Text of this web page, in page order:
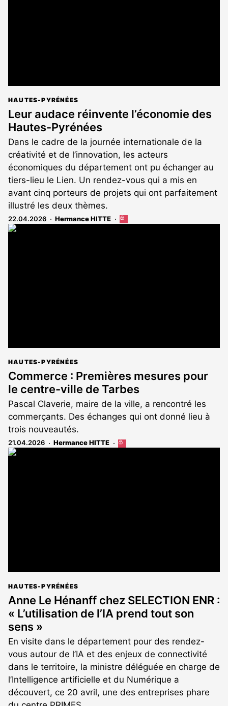
HAUTES-PYRÉNÉES
Leur audace réinvente l’économie des
Hautes-Pyrénées
Dans le cadre de la journée internationale de la
créativité et de l’innovation, les acteurs
économiques du département ont pu échanger au
tiers-lieu le Lien. Un rendez-vous qui a mis en
avant cinq porteurs de projets qui ont parfaitement
illustré les deux thèmes.
22.04.2026 Hermance HITTE
Cet
HAUTES-PYRÉNÉES
Commerce : Premières mesures pour
le centre-ville de Tarbes
Pascal Claverie, maire de la ville, a rencontré les
commerçants. Des échanges qui ont donné lieu à
trois nouveautés.
21.04.2026 Hermance HITTE
Cet
HAUTES-PYRÉNÉES
Anne Le Hénanff chez SELECTION ENR :
« L’utilisation de l’IA prend tout son
sens »
En visite dans le département pour des rendez-
vous autour de l’IA et des enjeux de connectivité
dans le territoire, la ministre déléguée en charge de
l’Intelligence artificielle et du Numérique a
découvert, ce 20 avril, une des entreprises phare